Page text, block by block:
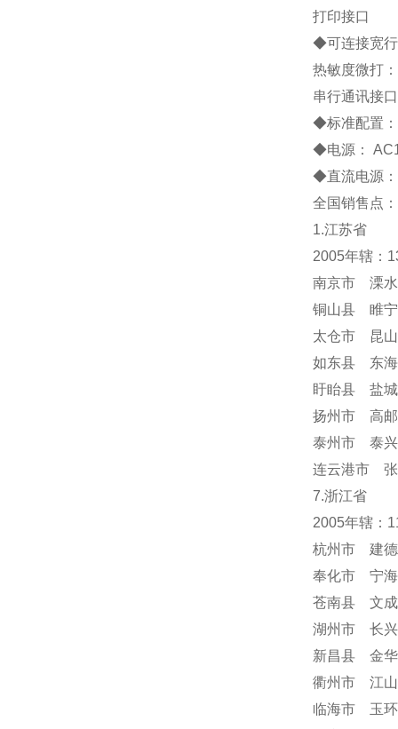
打印接口
◆可连接宽
热敏度微打：
串行通讯接口
◆标准配置
◆电源：
◆直流电源
全国销售点：
1.江苏省
2005年辖：
南京市 溧
铜山县 睢
太仓市 昆
如东县 东
盱眙县 盐
扬州市 高
泰州市 泰
连云港市 张
7.浙江省
2005年辖：
杭州市 建
奉化市 宁
苍南县 文
湖州市 长
新昌县 金
衢州市 江
临海市 玉